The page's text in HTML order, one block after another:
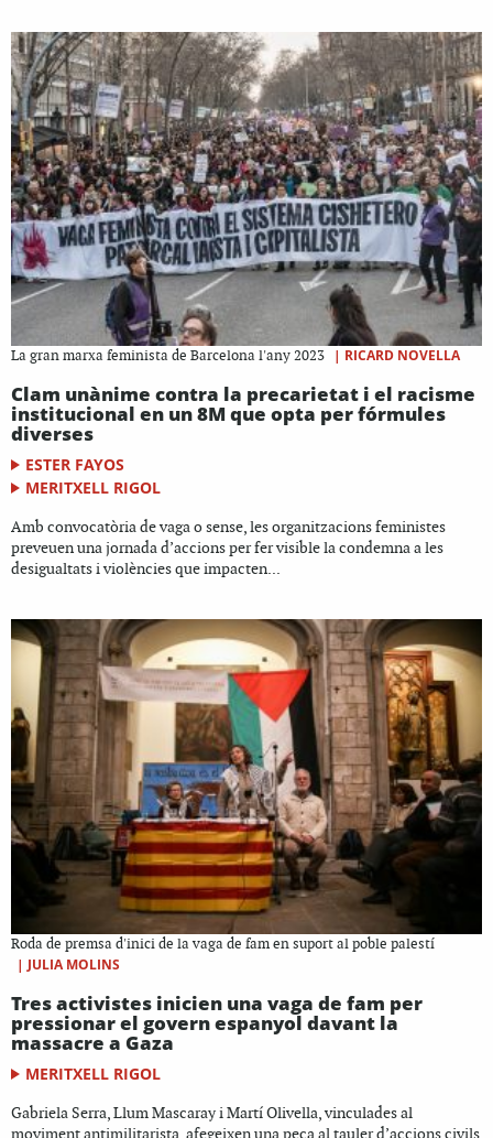
La gran marxa feminista de Barcelona l'any 2023 | RICARD NOVELLA
Clam unànime contra la precarietat i el racisme
institucional en un 8M que opta per fórmules
diverses
ESTER FAYOS
MERITXELL RIGOL
Amb convocatòria de vaga o sense, les organitzacions feministes
preveuen una jornada d’accions per fer visible la condemna a les
desigualtats i violències que impacten...
Roda de premsa d'inici de la vaga de fam en suport al poble palestí
| JULIA MOLINS
Tres activistes inicien una vaga de fam per
pressionar el govern espanyol davant la
massacre a Gaza
MERITXELL RIGOL
Gabriela Serra, Llum Mascaray i Martí Olivella, vinculades al
moviment antimilitarista, afegeixen una peça al tauler d’accions civils